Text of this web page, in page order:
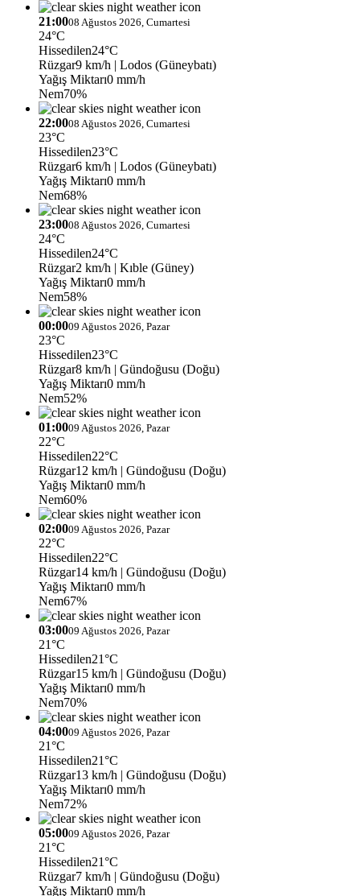
21:0008 Ağustos 2026, Cumartesi
24°C
Hissedilen24°C
Rüzgar9 km/h | Lodos (Güneybatı)
Yağış Miktarı0 mm/h
Nem70%
22:0008 Ağustos 2026, Cumartesi
23°C
Hissedilen23°C
Rüzgar6 km/h | Lodos (Güneybatı)
Yağış Miktarı0 mm/h
Nem68%
23:0008 Ağustos 2026, Cumartesi
24°C
Hissedilen24°C
Rüzgar2 km/h | Kıble (Güney)
Yağış Miktarı0 mm/h
Nem58%
00:0009 Ağustos 2026, Pazar
23°C
Hissedilen23°C
Rüzgar8 km/h | Gündoğusu (Doğu)
Yağış Miktarı0 mm/h
Nem52%
01:0009 Ağustos 2026, Pazar
22°C
Hissedilen22°C
Rüzgar12 km/h | Gündoğusu (Doğu)
Yağış Miktarı0 mm/h
Nem60%
02:0009 Ağustos 2026, Pazar
22°C
Hissedilen22°C
Rüzgar14 km/h | Gündoğusu (Doğu)
Yağış Miktarı0 mm/h
Nem67%
03:0009 Ağustos 2026, Pazar
21°C
Hissedilen21°C
Rüzgar15 km/h | Gündoğusu (Doğu)
Yağış Miktarı0 mm/h
Nem70%
04:0009 Ağustos 2026, Pazar
21°C
Hissedilen21°C
Rüzgar13 km/h | Gündoğusu (Doğu)
Yağış Miktarı0 mm/h
Nem72%
05:0009 Ağustos 2026, Pazar
21°C
Hissedilen21°C
Rüzgar7 km/h | Gündoğusu (Doğu)
Yağış Miktarı0 mm/h